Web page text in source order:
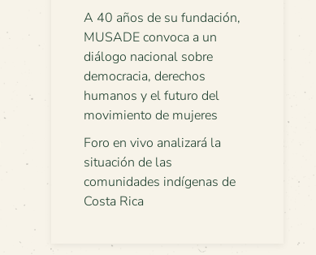
A 40 años de su fundación,
MUSADE convoca a un
diálogo nacional sobre
democracia, derechos
humanos y el futuro del
movimiento de mujeres
Foro en vivo analizará la
situación de las
comunidades indígenas de
Costa Rica